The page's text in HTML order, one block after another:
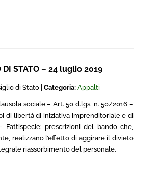
DI STATO – 24 luglio 2019
di Stato | Categoria: Appalti
sociale – Art. 50 d.lgs. n. 50/2016 –
di libertà di iniziativa imprenditoriale e di
Fattispecie: prescrizioni del bando che,
realizzano l’effetto di aggirare il divieto
riassorbimento del personale.